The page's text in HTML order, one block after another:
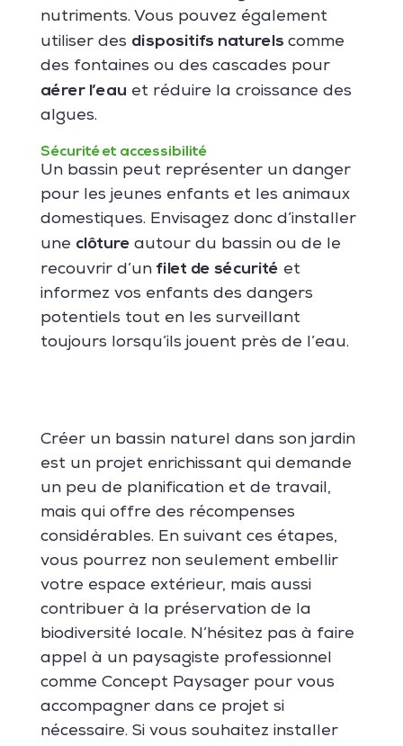
nutriments. Vous pouvez également
utiliser des dispositifs naturels comme
des fontaines ou des cascades pour
aérer l’eau et réduire la croissance des
algues.
Sécurité et accessibilité
Un bassin peut représenter un danger
pour les jeunes enfants et les animaux
domestiques. Envisagez donc d’installer
une clôture autour du bassin ou de le
recouvrir d’un filet de sécurité et
informez vos enfants des dangers
potentiels tout en les surveillant
toujours lorsqu’ils jouent près de l’eau.
Créer un bassin naturel dans son jardin
est un projet enrichissant qui demande
un peu de planification et de travail,
mais qui offre des récompenses
considérables. En suivant ces étapes,
vous pourrez non seulement embellir
votre espace extérieur, mais aussi
contribuer à la préservation de la
biodiversité locale. N’hésitez pas à faire
appel à un paysagiste professionnel
comme Concept Paysager pour vous
accompagner dans ce projet si
nécessaire. Si vous souhaitez installer